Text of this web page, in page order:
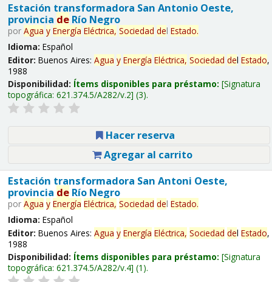
Estación transformadora San Antonio Oeste,
provincia deRío Negro
por Agua y Energía Eléctrica, Sociedad del Estado.
Idioma: Español
Editor: Buenos Aires: Agua y Energía Eléctrica, Sociedad del Estado,
1988
Disponibilidad: Ítems disponibles para préstamo: Signatura
topográfica: 621.374.5/A282/v.2 (3).
Hacer reserva
Agregar al carrito
Estación transformadora San Antoni Oeste,
provincia deRío Negro
por Agua y Energía Eléctrica, Sociedad del Estado.
Idioma: Español
Editor: Buenos Aires: Agua y Energía Eléctrica, Sociedad del Estado,
1988
Disponibilidad: Ítems disponibles para préstamo: Signatura
topográfica: 621.374.5/A282/v.4 (1).